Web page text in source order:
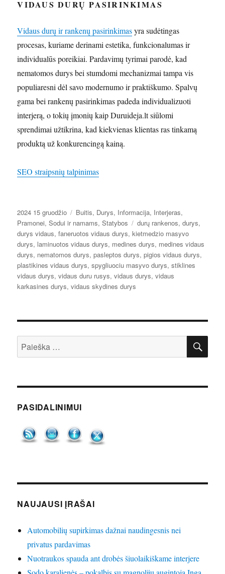
VIDAUS DURŲ PASIRINKIMAS
Vidaus durų ir rankenų pasirinkimasyra sudėtingas
procesas, kuriame derinami estetika, funkcionalumas ir
individualūs poreikiai. Pardavimų tyrimai parodė, kad
nematomos durys bei stumdomi mechanizmai tampa vis
populiaresni dėl savo modernumo ir praktiškumo. Spalvų
gama bei rankenų pasirinkimas padeda individualizuoti
interjerą, o tokių įmonių kaip Duruideja.lt siūlomi
sprendimai užtikrina, kad kiekvienas klientas ras tinkamą
produktą už konkurencingą kainą.
SEO straipsnių talpinimas
Paskelbta
2024 15 gruodžio Kategorijos
Buitis, Durys, Informacija, Interjeras,
Pramonei,Sodui ir namams,Statybos Žymos
durų rankenos,durys,
durys vidaus,faneruotos vidaus durys,kietmedzio masyvo
durys, laminuotos vidaus durys, medines durys, medines vidaus
durys, nematomos durys,pasleptos durys,pigios vidaus durys,
plastikines vidaus durys,spygliuociu masyvo durys,stiklines
vidaus durys,vidaus duru rusys,vidaus durys,vidaus
karkasines durys,vidaus skydines durys
Ieškoti:
PASIDALINIMUI
NAUJAUSI ĮRAŠAI
Automobilių supirkimas dažnai naudingesnis nei
privatus pardavimas
Nuotraukos spauda ant drobės šiuolaikiškame interjere